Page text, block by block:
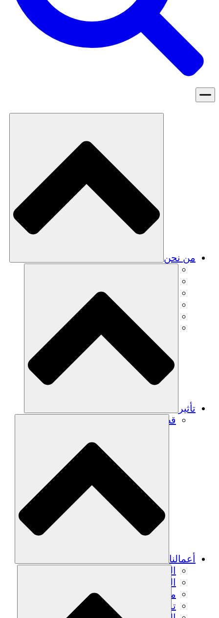
من نحن
البيانات المالية
Resources
تأثير
قصص نجاح
أعمالنا
الزراعة المستدامة
التعافي من الزلزال
مياه نظيفة
تمكين المرأة